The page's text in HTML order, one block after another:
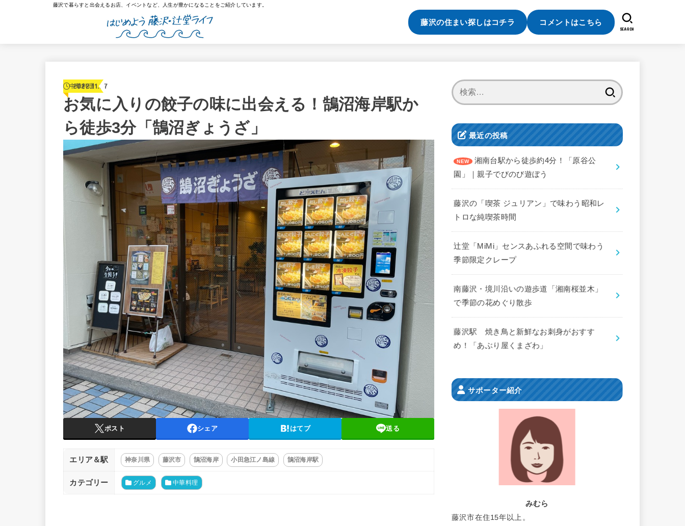
藤沢で暮らすと出会えるお店、イベントなど、人生が豊かになることをご紹介しています。
藤沢の住まい探しはコチラ コメントはこちら
SEARCH
中華料理
2022.11.27
お気に入りの餃子の味に出会える！鵠沼海岸駅か
ら徒歩3分「鵠沼ぎょうざ」
ポスト シェア はてブ 送る
エリア＆駅 神奈川県 藤沢市 鵠沼海岸 小田急江ノ島線 鵠沼海岸駅
カテゴリー グルメ 中華料理
最近の投稿
湘南台駅から徒歩約4分！「原谷公
園」｜親子でびのび遊ぼう
藤沢の「喫茶 ジュリアン」で味わう昭和レ
トロな純喫茶時間
辻堂「MiMi」センスあふれる空間で味わう
季節限定クレープ
南藤沢・境川沿いの遊歩道「湘南桜並木」
で季節の花めぐり散歩
藤沢駅 焼き鳥と新鮮なお刺身がおすす
め！「あぶり屋くまざわ」
サポーター紹介
みむら
藤沢市在住15年以上。